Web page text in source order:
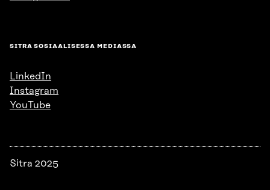
SITRA SOSIAALISESSA MEDIASSA
LinkedIn
Instagram
YouTube
Sitra 2025